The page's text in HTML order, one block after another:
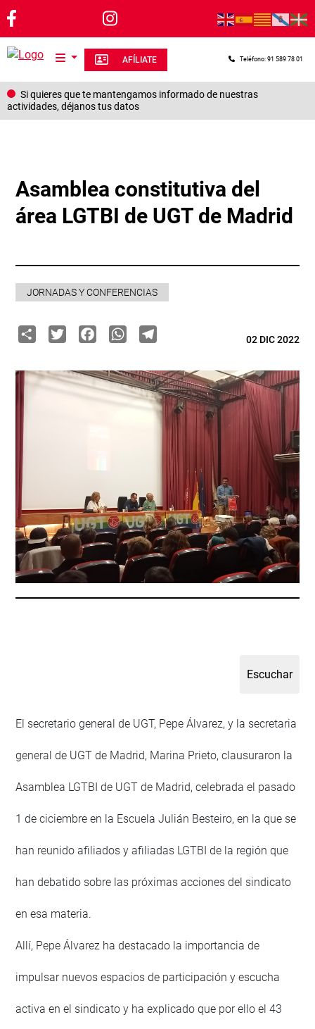
Pasar al contenido principal
AFÍLIATE Teléfono: 91 589 78 01
Si quieres que te mantengamos informado de nuestras
actividades, déjanos tus datos
Asamblea constitutiva del
área LGTBI de UGT de Madrid
JORNADAS Y CONFERENCIAS
ShareTwitterFacebook
WhatsApp
Telegram02 DIC 2022
El secretario general de UGT, Pepe Álvarez, y la secretaria
general de UGT de Madrid, Marina Prieto, clausuraron la
Asamblea LGTBI de UGT de Madrid, celebrada el pasado
1 de ciciembre en la Escuela Julián Besteiro, en la que se
han reunido afiliados y afiliadas LGTBI de la región que
han debatido sobre las próximas acciones del sindicato
en esa materia.
Allí, Pepe Álvarez ha destacado la importancia de
impulsar nuevos espacios de participación y escucha
activa en el sindicato y ha explicado que por ello el 43